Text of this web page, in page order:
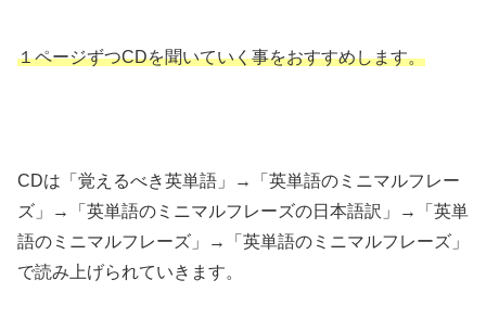
１ページずつCDを聞いていく事をおすすめします。
CDは「覚えるべき英単語」→「英単語のミニマルフレー
ズ」→「英単語のミニマルフレーズの日本語訳」→「英単
語のミニマルフレーズ」→「英単語のミニマルフレーズ」
で読み上げられていきます。